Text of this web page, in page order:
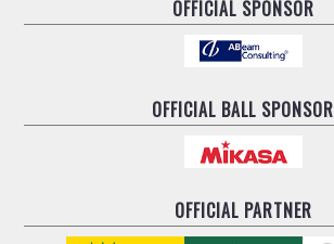
OFFICIAL SPONSOR
OFFICIAL BALL SPONSOR
OFFICIAL PARTNER